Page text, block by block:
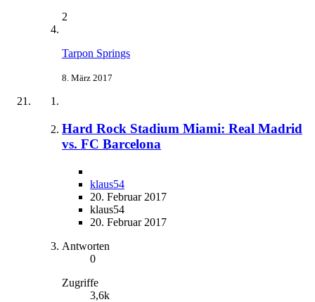
2
Tarpon Springs
8. März 2017
Hard Rock Stadium Miami: Real Madrid
vs. FC Barcelona
klaus54
20. Februar 2017
klaus54
20. Februar 2017
Antworten
0
Zugriffe
3,6k